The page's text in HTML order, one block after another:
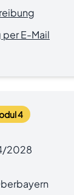
E-Mail
4
2028